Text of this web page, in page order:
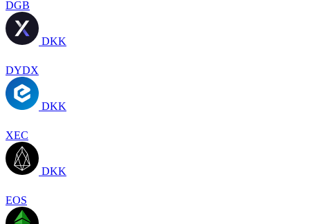
DGB
DKK
DYDX
DKK
XEC
DKK
EOS